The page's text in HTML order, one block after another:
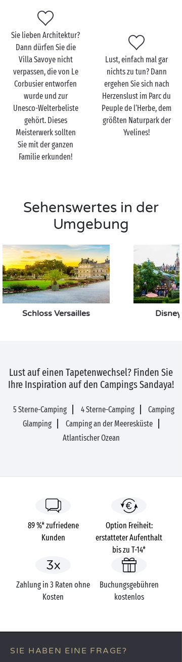
Brücke von Poissy, die ehemals mit einer Länge von
fast 400 m den Fluss überspannte. Noch heute kann
man sich leicht das Klappern der einst den Fluss
dominierenden Mühlen vorstellen, zu einer Zeit, als
Poissy ein bekannter Fischerort war!
Lust, sich ein wenig führen zu lassen? Schiffen Sie
sich ein für eine Kreuzfahrt, um Poissy von seiner
Seine-Seite aus zu erkunden, dort, wo sich früher die
größten impressionistischen Maler niederließen.
Ideal, um den Tag mit einer romantischen Note
ausklingen zu lassen!
Sie lieben Architektur?
Dann dürfen Sie die
Villa Savoye nicht
verpassen, die von Le
Corbusier entworfen
wurde und zur
Unesco-Welterbeliste
gehört. Dieses
Meisterwerk sollten
Sie mit der ganzen
Familie erkunden!
Lust, einfach mal gar
nichts zu tun? Dann
ergehen Sie sich nach
Herzenslust im Parc du
Peuple de l‘Herbe, dem
größten Naturpark der
Yvelines!
Sehenswertes in der
Umgebung
Schloss Versailles
Lust auf einen Tapetenwechsel? Finden Sie
Ihre Inspiration auf den Campings Sandaya!
5 Sterne-Camping 4 Sterne-Camping
Camping
Glamping
Camping an der Meeresküste
Atlantischer Ozean
89 %* zufriedene
Kunden
Option Freiheit:
erstatteter Aufenthalt
bis zu T-14*
Zahlung in 3 Raten ohne
Kosten
Buchungsgebühren
kostenlos
SIE HABEN EINE FRAGE?